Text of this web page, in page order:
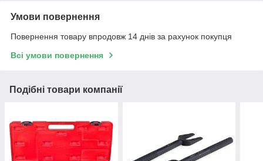
Умови повернення
Повернення товару впродовж 14 днів за рахунок покупця
Всі умови повернення
Подібні товари компанії